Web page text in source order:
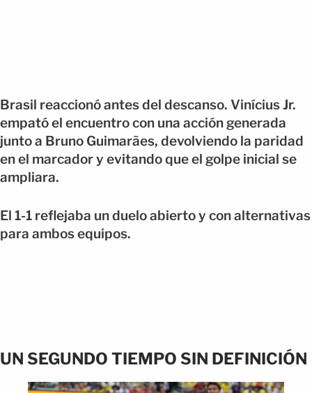
Brasil reaccionó antes del descanso. Vinícius Jr.
empató el encuentro con una acción generada
junto a Bruno Guimarães, devolviendo la paridad
en el marcador y evitando que el golpe inicial se
ampliara.
El 1-1 reflejaba un duelo abierto y con alternativas
para ambos equipos.
UN SEGUNDO TIEMPO SIN DEFINICIÓN